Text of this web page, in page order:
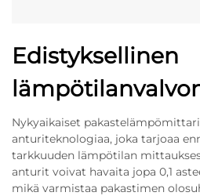
Edistyksellinen
Nykyaikaiset
anturiteknologiaa, joka tarjoaa
tarkkuuden lämpötilan
anturit voivat havaita jopa 0,1
mikä varmistaa pakastimen